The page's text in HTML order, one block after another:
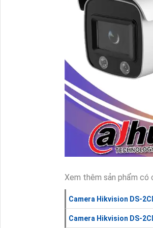
Xem thêm sản phẩm có
Camera Hikvision DS-
Camera Hikvision DS-